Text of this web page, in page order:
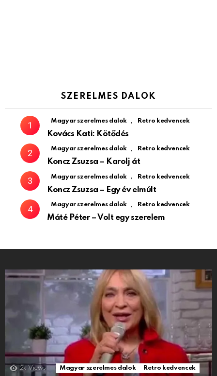
SZERELMES DALOK
Magyar szerelmes dalok , Retro kedvencek
Kovács Kati: Kötődés
Magyar szerelmes dalok , Retro kedvencek
Koncz Zsuzsa – Karolj át
Magyar szerelmes dalok , Retro kedvencek
Koncz Zsuzsa – Egy év elmúlt
Magyar szerelmes dalok , Retro kedvencek
Máté Péter – Volt egy szerelem
2k Views Magyar szerelmes dalok Retro kedvencek